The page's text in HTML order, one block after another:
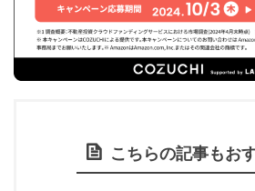
こちらの記事もお